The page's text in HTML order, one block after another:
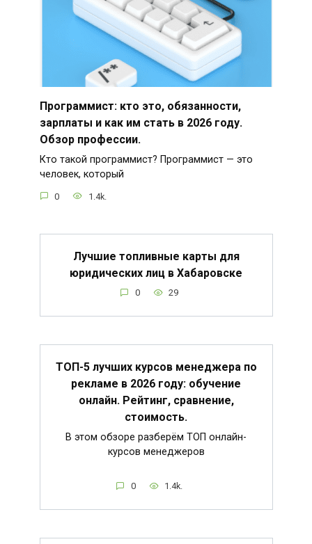
Программист: кто это, обязанности,
зарплаты и как им стать в 2026 году.
Обзор профессии.
Кто такой программист? Программист — это
человек, который
0 1.4k.
Лучшие топливные карты для
юридических лиц в Хабаровске
0 29
ТОП-5 лучших курсов менеджера по
рекламе в 2026 году: обучение
онлайн. Рейтинг, сравнение,
стоимость.
В этом обзоре разберём ТОП онлайн-
курсов менеджеров
0 1.4k.